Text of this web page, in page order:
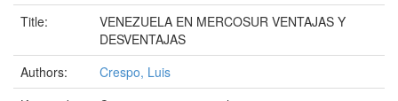
Title:
VENEZUELA EN MERCOSUR VENTAJAS Y
DESVENTAJAS
Authors:
Crespo, Luis